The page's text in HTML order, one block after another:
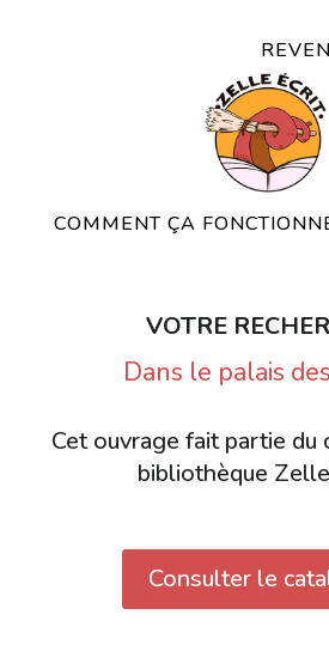
COMMENT ÇA
VOTRE
Dans le palais
Cet ouvrage fait partie du
bibliothèque
Consulter le